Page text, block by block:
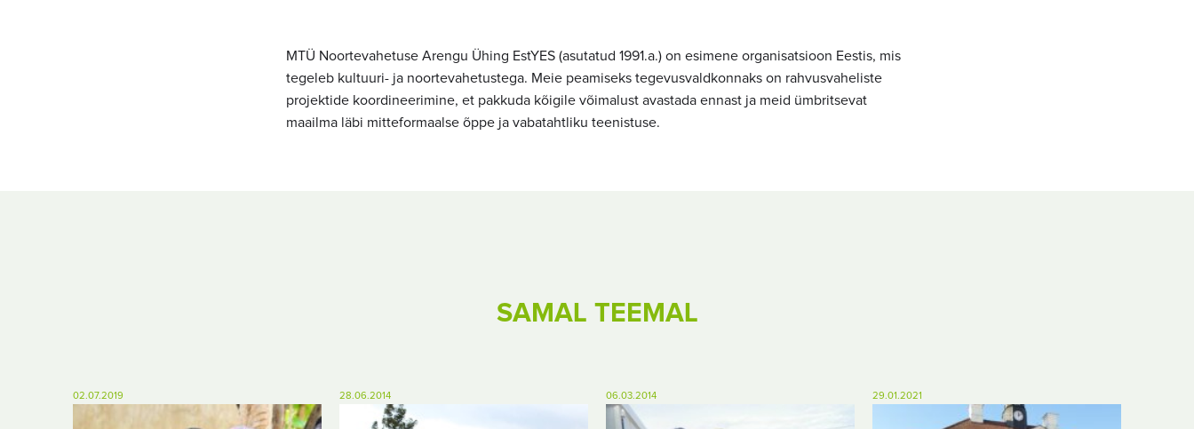
MTÜ Noortevahetuse Arengu Ühing EstYES (asutatud 1991.a.) on esimene organisatsioon Eestis, mis
tegeleb kultuuri- ja noortevahetustega. Meie peamiseks tegevusvaldkonnaks on rahvusvaheliste
projektide koordineerimine, et pakkuda kõigile võimalust avastada ennast ja meid ümbritsevat
maailma läbi mitteformaalse õppe ja vabatahtliku teenistuse.
SAMAL TEEMAL
02.07.2019 28.06.2014 06.03.2014 29.01.2021